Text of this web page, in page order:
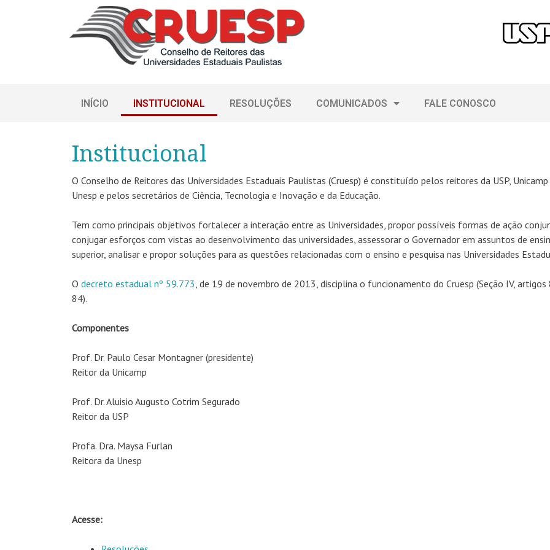
INÍCIO INSTITUCIONAL RESOLUÇÕES COMUNICADOS FALE CONOSCO
Institucional
O Conselho de Reitores das Universidades Estaduais Paulistas (Cruesp) é constituído pelos reitores da USP,
Unesp e pelos secretários de Ciência, Tecnologia e Inovação e da Educação.
Tem como principais objetivos fortalecer a interação entre as Universidades, propor possíveis formas de ação
conjugar esforços com vistas ao desenvolvimento das universidades, assessorar o Governador em assuntos de
superior, analisar e propor soluções para as questões relacionadas com o ensino e pesquisa nas Universidades
O decreto estadual nº 59.773, de 19 de novembro de 2013, disciplina o funcionamento do Cruesp (Seção IV, artigos
84).
Componentes
Prof. Dr. Paulo Cesar Montagner (presidente)
Reitor da Unicamp
Prof. Dr. Aluisio Augusto Cotrim Segurado
Reitor da USP
Profa. Dra. Maysa Furlan
Reitora da Unesp
Acesse: